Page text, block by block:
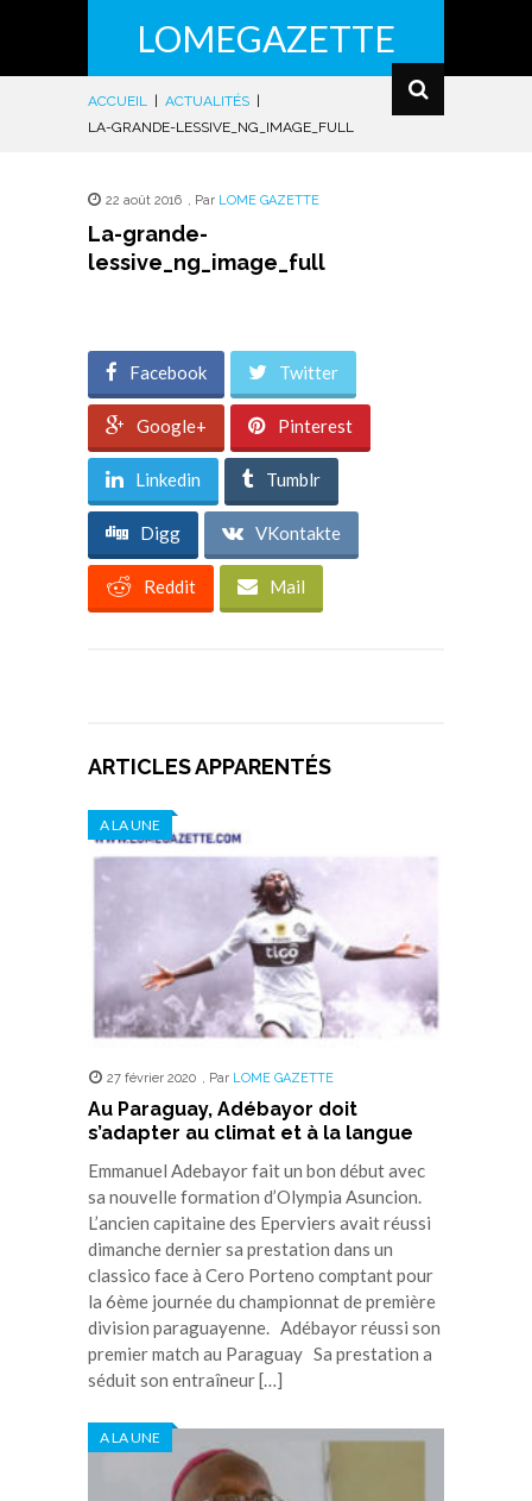
LOMEGAZETTE
ACCUEIL ACTUALITÉS
LA-GRANDE-LESSIVE_NG_IMAGE_FULL
22 août 2016 , Par LOME GAZETTE
La-grande-
lessive_ng_image_full
Facebook Twitter
Google+ Pinterest
Linkedin Tumblr
Digg VKontakte
Reddit Mail
ARTICLES APPARENTÉS
A LA UNE
27 février 2020 , Par LOME GAZETTE
Au Paraguay, Adébayor doit
s’adapter au climat et à la langue
Emmanuel Adebayor fait un bon début avec
sa nouvelle formation d’Olympia Asuncion.
L’ancien capitaine des Eperviers avait réussi
dimanche dernier sa prestation dans un
classico face à Cero Porteno comptant pour
la 6ème journée du championnat de première
division paraguayenne. Adébayor réussi son
premier match au Paraguay Sa prestation a
séduit son entraîneur […]
A LA UNE